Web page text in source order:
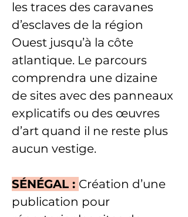
les traces des caravanes
d’esclaves de la région
Ouest jusqu’à la côte
atlantique. Le parcours
comprendra une dizaine
de sites avec des panneaux
explicatifs ou des œuvres
d’art quand il ne reste plus
aucun vestige.
SÉNÉGAL : Création d’une
publication pour